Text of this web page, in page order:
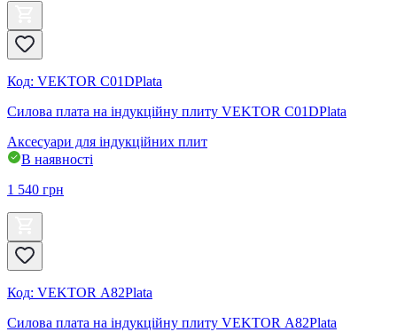
Код: VEKTOR C01DPlata
Силова плата на індукційну плиту VEKTOR C01DPlata
Аксесуари для індукційних плит
В наявності
1 540 грн
Код: VEKTOR А82Plata
Силова плата на індукційну плиту VEKTOR А82Plata